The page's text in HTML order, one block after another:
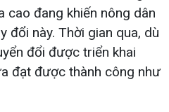
cao đang khiến nông dân
đổi này. Thời gian qua, dù
đổi được triển khai
đạt được thành công như